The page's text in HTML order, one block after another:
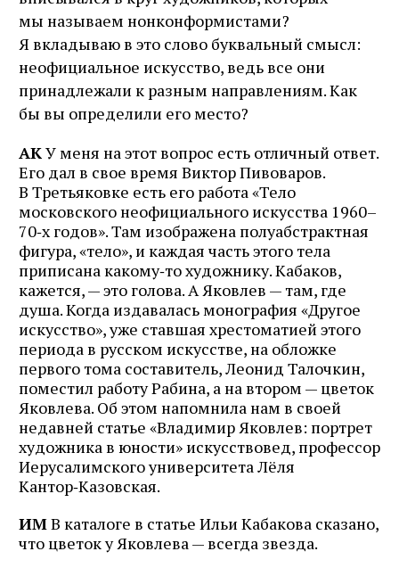
мы называем нонконформистами?
Я вкладываю в это слово буквальный смысл:
неофициальное искусство, ведь все они
принадлежали к разным направлениям. Как
бы вы определили его место?
АКУ меня на этот вопрос есть отличный ответ.
Его дал в свое время Виктор Пивоваров.
В Треть­яковке есть его работа «Тело
московского неофициального искусства 1960–
70‑х годов». Там изображена полуабстрактная
фигура, «тело», и каждая часть этого тела
приписана какому‑то художнику. Кабаков,
кажется, — это голова. А Яковлев — там, где
душа. Когда издавалась монография «Другое
искусство», уже ставшая хрестоматией этого
периода в русском искусстве, на обложке
первого тома составитель, Леонид Талочкин,
поместил работу Рабина, а на втором — цветок
Яковлева. Об этом напомнила нам в своей
недавней статье «Владимир Яковлев: портрет
художника в юности» искусствовед, профессор
Иерусалимского университета Лёля
Кантор‑Казовская.
ИМВ каталоге в статье Ильи Кабакова сказано,
что цветок у Яковлева — всегда звезда.